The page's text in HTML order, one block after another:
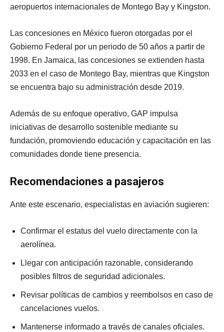
aeropuertos internacionales de Montego Bay y Kingston.
Las concesiones en México fueron otorgadas por el
Gobierno Federal por un periodo de 50 años a partir de
1998. En Jamaica, las concesiones se extienden hasta
2033 en el caso de Montego Bay, mientras que Kingston
se encuentra bajo su administración desde 2019.
Además de su enfoque operativo, GAP impulsa
iniciativas de desarrollo sostenible mediante su
fundación, promoviendo educación y capacitación en las
comunidades donde tiene presencia.
Recomendaciones a pasajeros
Ante este escenario, especialistas en aviación sugieren:
Confirmar el estatus del vuelo directamente con la
aerolínea.
Llegar con anticipación razonable, considerando
posibles filtros de seguridad adicionales.
Revisar políticas de cambios y reembolsos en caso de
cancelaciones vuelos.
Mantenerse informado a través de canales oficiales.